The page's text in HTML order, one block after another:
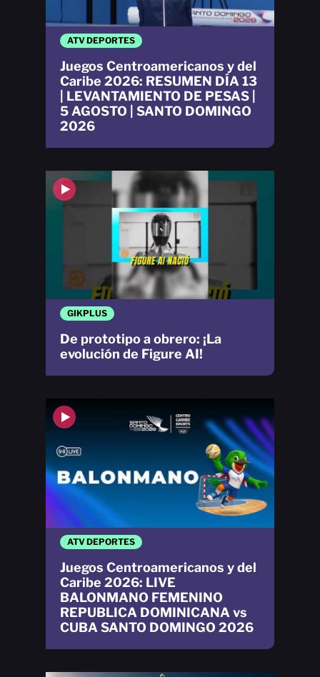
ATV DEPORTES
Juegos Centroamericanos y del
Caribe 2026: RESUMEN DÍA 13
| LEVANTAMIENTO DE PESAS |
5 AGOSTO | SANTO DOMINGO
2026
ATV DEPORTES
Juegos Centroamericanos y del
Caribe 2026: LIVE
BALONMANO FEMENINO
REPUBLICA DOMINICANA vs
CUBA SANTO DOMINGO 2026
GIKPLUS
De prototipo a obrero: ¡La
evolución de Figure AI!